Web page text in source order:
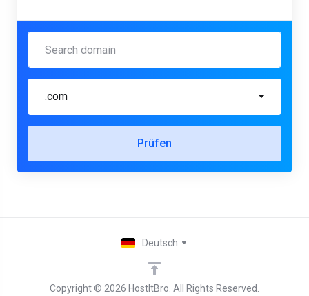
.com
Prüfen
Copyright © 2026 HostItBro. All Rights Reserved.
Deutsch